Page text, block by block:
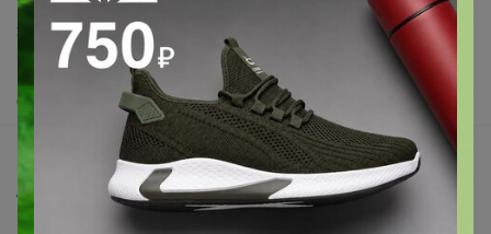
Защита покупателя
Помощь
О нас
Все предложения
Анонсы
Новости